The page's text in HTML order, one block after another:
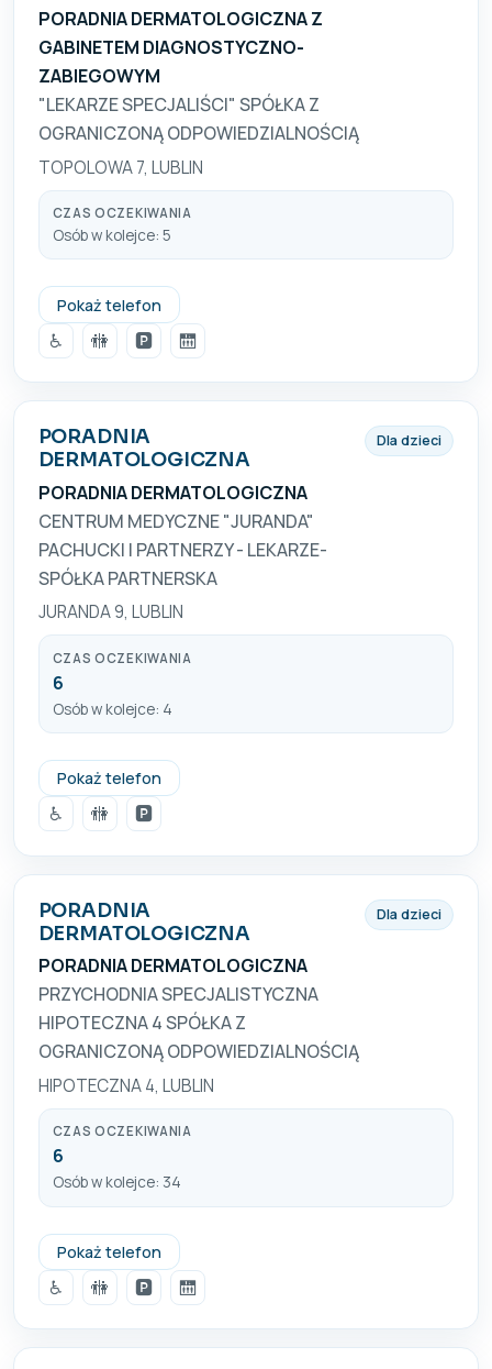
PORADNIA DERMATOLOGICZNA Z
GABINETEM DIAGNOSTYCZNO-
ZABIEGOWYM
"LEKARZE SPECJALIŚCI" SPÓŁKA Z
OGRANICZONĄ ODPOWIEDZIALNOŚCIĄ
TOPOLOWA 7, LUBLIN
CZAS OCZEKIWANIA
Osób w kolejce: 5
Pokaż telefon
+48 81 745 22 33
♿
🚻 🅿️ 🛗
PORADNIA
DERMATOLOGICZNA
PORADNIA DERMATOLOGICZNA
CENTRUM MEDYCZNE "JURANDA"
PACHUCKI I PARTNERZY - LEKARZE-
SPÓŁKA PARTNERSKA
JURANDA 9, LUBLIN
Dla dzieci
CZAS OCZEKIWANIA
6
Osób w kolejce: 4
Pokaż telefon
081-525-10-15; 81-525-95-21
♿
🚻 🅿️
PORADNIA
DERMATOLOGICZNA
PORADNIA DERMATOLOGICZNA
PRZYCHODNIA SPECJALISTYCZNA
HIPOTECZNA 4 SPÓŁKA Z
OGRANICZONĄ ODPOWIEDZIALNOŚCIĄ
HIPOTECZNA 4, LUBLIN
Dla dzieci
CZAS OCZEKIWANIA
6
Osób w kolejce: 34
Pokaż telefon
815347316
♿
🚻 🅿️ 🛗